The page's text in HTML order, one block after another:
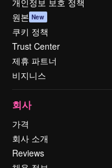
개인정보 보호 정책
원본 New
쿠키 정책
Trust Center
제휴 파트너
비지니스
회사
가격
회사 소개
Reviews